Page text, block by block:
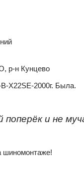
р-н Кунцево
X22SE-2000г. Была.
поперёк и не
шиномонтаже!